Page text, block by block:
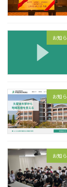
お知
お知
お知